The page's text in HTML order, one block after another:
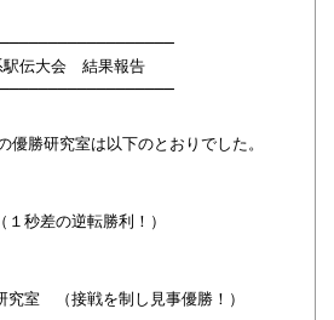
伝大会 結果報告
優勝研究室は以下のとおりでした。
差の逆転勝利！）
室 （接戦を制し見事優勝！）